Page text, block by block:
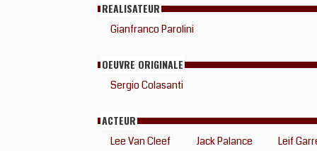
REALISATEUR
Gianfranco Parolini
OEUVRE ORIGINALE
Sergio Colasanti
ACTEUR
Lee Van Cleef Jack Palance
Leif